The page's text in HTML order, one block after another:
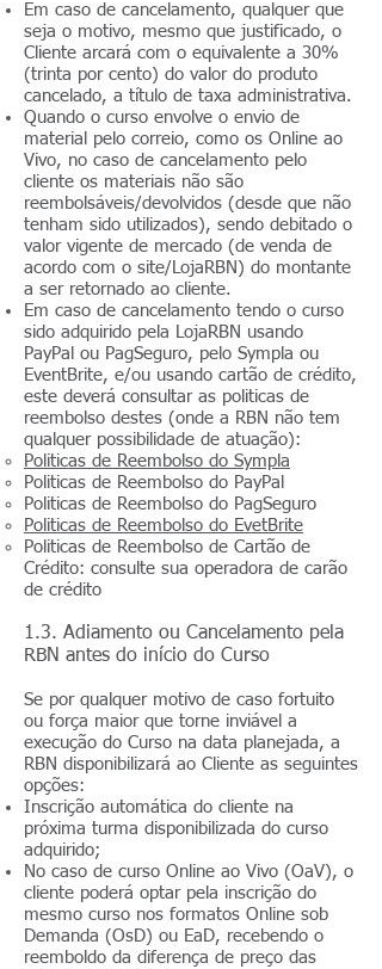
Em caso de cancelamento, qualquer que
seja o motivo, mesmo que justificado, o
Cliente arcará com o equivalente a 30%
(trinta por cento) do valor do produto
cancelado, a título de taxa administrativa.
Quando o curso envolve o envio de
material pelo correio, como os Online ao
Vivo, no caso de cancelamento pelo
cliente os materiais não são
reembolsáveis/devolvidos (desde que não
tenham sido utilizados), sendo debitado o
valor vigente de mercado (de venda de
acordo com o site/LojaRBN) do montante
a ser retornado ao cliente.
Em caso de cancelamento tendo o curso
sido adquirido pela LojaRBN usando
PayPal ou PagSeguro, pelo Sympla ou
EventBrite, e/ou usando cartão de crédito,
este deverá consultar as politicas de
reembolso destes (onde a RBN não tem
qualquer possibilidade de atuação):
Politicas de Reembolso do Sympla
Politicas de Reembolso do PayPal
Politicas de Reembolso do PagSeguro
Politicas de Reembolso do EvetBrite
Politicas de Reembolso de Cartão de
Crédito: consulte sua operadora de carão
de crédito
1.3. Adiamento ou Cancelamento pela
RBN antes do início do Curso
Se por qualquer motivo de caso fortuito
ou força maior que torne inviável a
execução do Curso na data planejada, a
RBN disponibilizará ao Cliente as seguintes
opções:
Inscrição automática do cliente na
próxima turma disponibilizada do curso
adquirido;
No caso de curso Online ao Vivo (OaV), o
cliente poderá optar pela inscrição do
mesmo curso nos formatos Online sob
Demanda (OsD) ou EaD, recebendo o
reemboldo da diferença de preço das